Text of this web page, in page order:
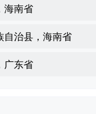
海南省
自治县，海南省
广东省